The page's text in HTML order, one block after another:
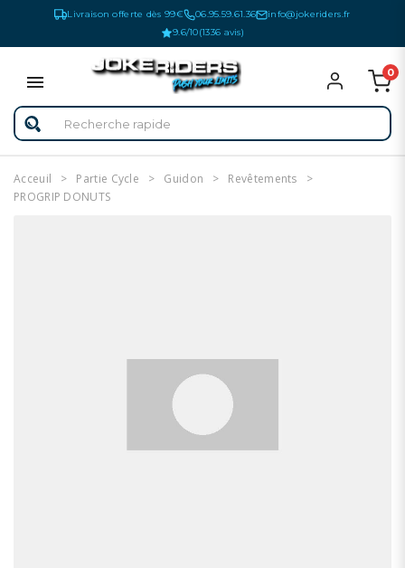
Livraison offerte dès 99€ 06.95.59.61.36
info@jokeriders.fr
9.6/10(1336 avis)
0
Acceuil Partie Cycle Guidon
Revêtements
PROGRIP DONUTS